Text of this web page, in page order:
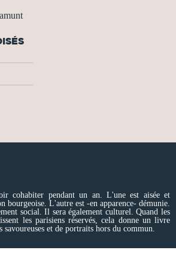
cohabiter pendant un an. L'une est aisée et
bourgeoise. L'autre est -en apparence- démunie.
social. Il sera également culturel. Quand les
les parisiens réservés, cela donne un livre
savoureuses et de portraits hors du commun.